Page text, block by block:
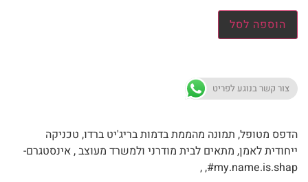
הוספה לסל
צור קשר בנוגע לפריט
הדפס מטופל, תמונה מהממת בדמות בריג'יט ברדו, טכניקה
ייחודית לאמן, מתאים לבית מודרני ולמשרד מעוצב , אינסטגרם-
my.name.is.shap#, ,